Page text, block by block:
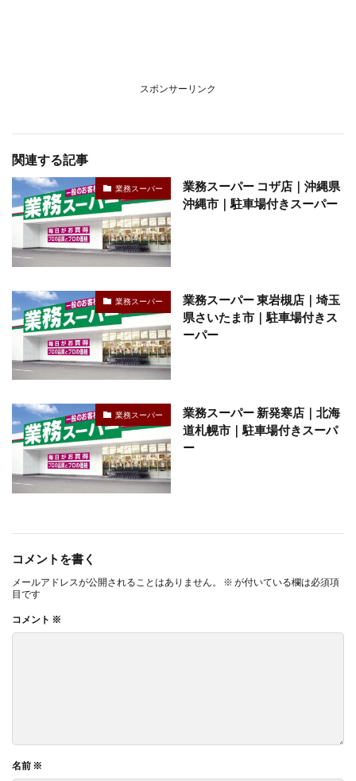
スポンサーリンク
関連する記事
業務スーパー
業務スーパー コザ店｜沖縄県
沖縄市｜駐車場付きスーパー
業務スーパー
業務スーパー 東岩槻店｜埼玉
県さいたま市｜駐車場付きス
ーパー
業務スーパー
業務スーパー 新発寒店｜北海
道札幌市｜駐車場付きスーパ
ー
コメントを書く
メールアドレスが公開されることはありません。 ※ が付いている欄は必須項
目です
コメント ※
名前 ※